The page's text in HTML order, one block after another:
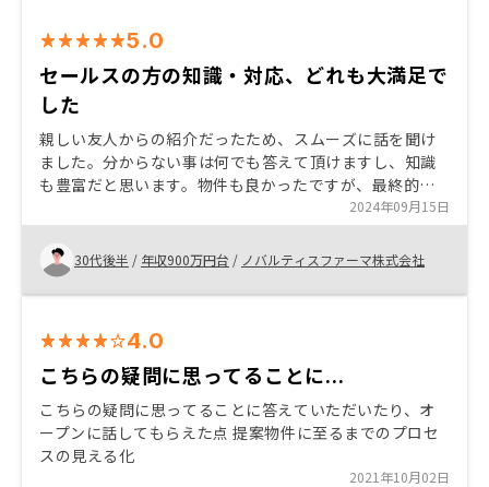
5.0
セールスの方の知識・対応、どれも大満足で
した
親しい友人からの紹介だったため、スムーズに話を聞け
ました。分からない事は何でも答えて頂けますし、知識
も豊富だと思います。物件も良かったですが、最終的に
は"人"で選びました。満足です。今後は2軒目も検討して
いるため、引き続きお世話になります。
2024年09月15日
30代後半 / 年収900万円台 / ノバルティスファーマ株式会社
4.0
こちらの疑問に思ってることに...
こちらの疑問に思ってることに答えていただいたり、オ
ープンに話してもらえた点 提案物件に至るまでのプロセ
スの見える化
2021年10月02日